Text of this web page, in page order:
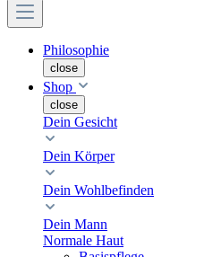
Philosophie
close
Shop
close
Dein Gesicht
Dein Körper
Dein Wohlbefinden
Dein Mann
Normale Haut